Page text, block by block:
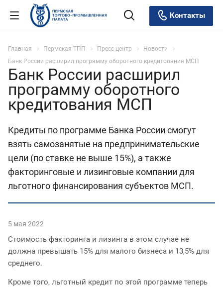
Контакты
Главная Пермская ТПП Пресс-центр
Новости
Банк России расширил программу оборотного кредитования МСП
Банк России расширил
программу оборотного
кредитования МСП
Кредиты по программе Банка России смогут
взять самозанятые на предпринимательские
цели (по ставке не выше 15%), а также
факторинговые и лизинговые компании для
льготного финансирования субъектов МСП.
5 мая 2022
Стоимость факторинга и лизинга в этом случае не
должна превышать 15% для малого бизнеса и 13,5% для
среднего.
Кроме того, льготный кредит по этой программе теперь